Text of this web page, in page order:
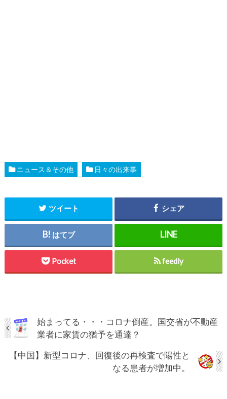
ニュース＆その他 日々の出来事
ツイート シェア
はてブ
Pocket feedly
始まってる・・・コロナ倒産。国交省が不動産
業者に家賃の猶予を通達？
【中国】新型コロナ、回復後の再検査で陽性と
なる患者が増加中。